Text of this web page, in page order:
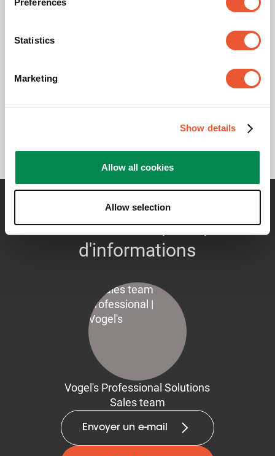
Statistics
Marketing
Show details
Allow all cookies
Allow selection
Contactez-moi pour plus
d'informations
Vogel's Professional Solutions
Sales team
Envoyer un e-mail